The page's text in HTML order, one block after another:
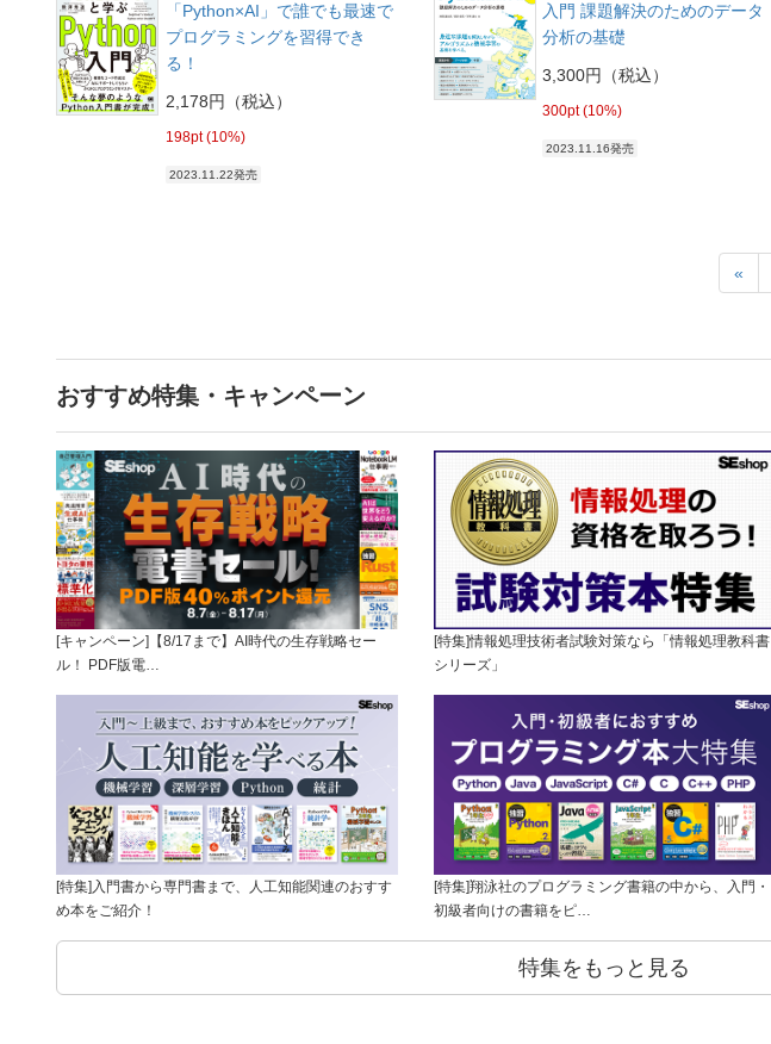
「Python×AI」で誰でも最速で
プログラミングを習得でき
る！
2,178円（税込）
198pt (10%)
2023.11.22発売
入門 課題解決のためのデータ
分析の基礎
3,300円（税込）
300pt (10%)
2023.11.16発売
«
おすすめ特集・キャンペーン
[キャンペーン]【8/17まで】AI時代の生存戦略セー
ル！ PDF版電…
[特集]情報処理技術者試験対策なら「情報処理教科書
シリーズ」
[特集]入門書から専門書まで、人工知能関連のおすす
め本をご紹介！
[特集]翔泳社のプログラミング書籍の中から、入門・
初級者向けの書籍をピ…
特集をもっと見る